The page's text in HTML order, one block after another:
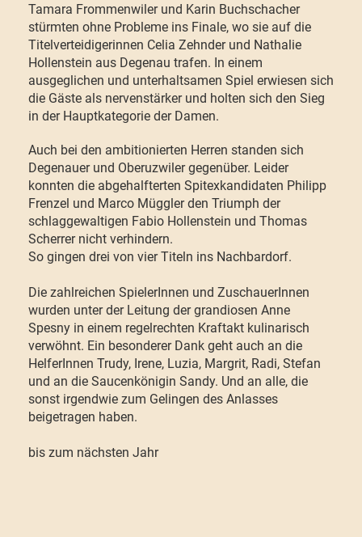
Tamara Frommenwiler und Karin Buchschacher
stürmten ohne Probleme ins Finale, wo sie auf die
Titelverteidigerinnen Celia Zehnder und Nathalie
Hollenstein aus Degenau trafen. In einem
ausgeglichen und unterhaltsamen Spiel erwiesen sich
die Gäste als nervenstärker und holten sich den Sieg
in der Hauptkategorie der Damen.
Auch bei den ambitionierten Herren standen sich
Degenauer und Oberuzwiler gegenüber. Leider
konnten die abgehalfterten Spitexkandidaten Philipp
Frenzel und Marco Müggler den Triumph der
schlaggewaltigen Fabio Hollenstein und Thomas
Scherrer nicht verhindern.
So gingen drei von vier Titeln ins Nachbardorf.
Die zahlreichen SpielerInnen und ZuschauerInnen
wurden unter der Leitung der grandiosen Anne
Spesny in einem regelrechten Kraftakt kulinarisch
verwöhnt. Ein besonderer Dank geht auch an die
HelferInnen Trudy, Irene, Luzia, Margrit, Radi, Stefan
und an die Saucenkönigin Sandy. Und an alle, die
sonst irgendwie zum Gelingen des Anlasses
beigetragen haben.
bis zum nächsten Jahr